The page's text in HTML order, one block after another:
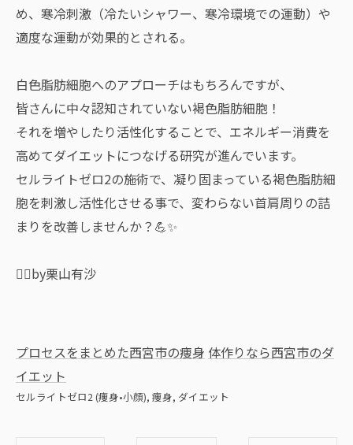
め、寒冷刺激（冷たいシャワー、寒冷環境での運動）や
適度な運動が効果的とされる。
白色脂肪細胞へのアプローチはもちろんですが、
皆さんに中々認知されていない褐色脂肪細胞！
それを増やしたり活性化することで、エネルギー消費を
高めてダイエットにつなげる研究が進んでいます。
セルライトゼロ2の施術で、凝り固まっている褐色脂肪細
胞を刺激し活性化させる事で、変わらない首肩周りの詰
まりを改善しませんか？💪✨
✍🏻by栗山有沙
プロセスをまとめた西宮市の痩身 体作りなら西宮市のダ
イエット
セルライトゼロ2 (痩身•小顔) 痩身 ダイエット